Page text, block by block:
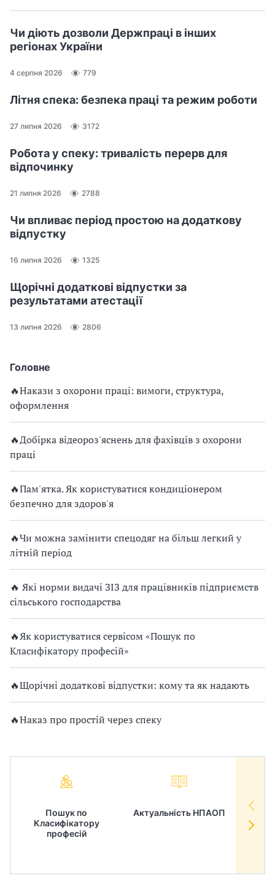
Головне
🔥Накази з охорони праці: вимоги, структура,
оформлення
🔥Добірка відеороз'яснень для фахівців з охорони
праці
🔥Пам'ятка. Як користуватися кондиціонером
безпечно для здоров'я
🔥Чи можна замінити спецодяг на більш легкий у
літній період
🔥 Які норми видачі ЗІЗ для працівників підприємств
сільського господарства
🔥Як користуватися сервісом «Пошук по
Класифікатору професій»
🔥Щорічні додаткові відпустки: кому та як надають
🔥Наказ про простій через спеку
Пошук по
Класифікатору
професій
Актуальність НПАОП
Чи діють дозволи Держпраці в інших
регіонах України
4 серпня 2026 779
Літня спека: безпека праці та режим роботи
27 липня 2026 3172
Робота у спеку: тривалість перерв для
відпочинку
21 липня 2026 2788
Чи впливає період простою на додаткову
відпустку
16 липня 2026 1325
Щорічні додаткові відпустки за
результатами атестації
13 липня 2026 2806